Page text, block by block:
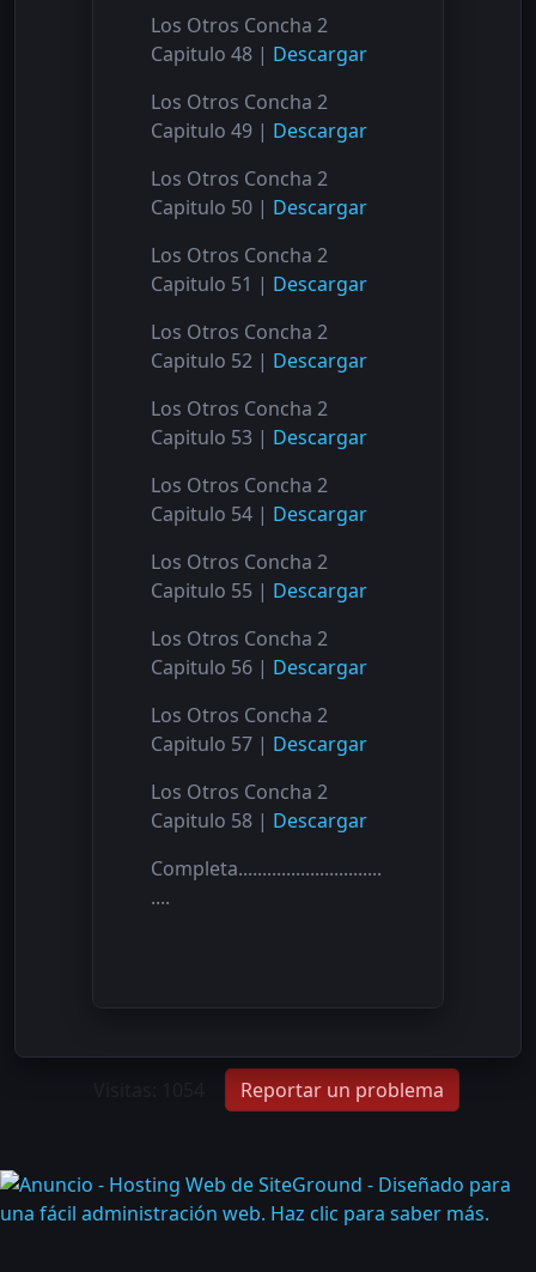
Los Otros Concha 2
Capitulo 48 | Descargar
Los Otros Concha 2
Capitulo 49 | Descargar
Los Otros Concha 2
Capitulo 50 | Descargar
Los Otros Concha 2
Capitulo 51 | Descargar
Los Otros Concha 2
Capitulo 52 | Descargar
Los Otros Concha 2
Capitulo 53 | Descargar
Los Otros Concha 2
Capitulo 54 | Descargar
Los Otros Concha 2
Capitulo 55 | Descargar
Los Otros Concha 2
Capitulo 56 | Descargar
Los Otros Concha 2
Capitulo 57 | Descargar
Los Otros Concha 2
Capitulo 58 | Descargar
Completa..............................
....
Reportar un problema